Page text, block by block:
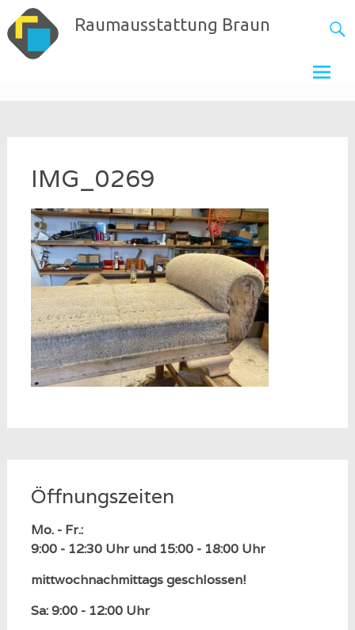
Skip
to
content
Raumausstattung Braun
IMG_0269
Öffnungszeiten
Mo. - Fr.:
9:00 - 12:30 Uhr und 15:00 - 18:00 Uhr
mittwochnachmittags geschlossen!
Sa: 9:00 - 12:00 Uhr